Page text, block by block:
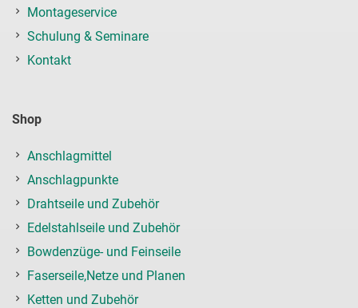
Montageservice
Schulung & Seminare
Kontakt
Shop
Anschlagmittel
Anschlagpunkte
Drahtseile und Zubehör
Edelstahlseile und Zubehör
Bowdenzüge- und Feinseile
Faserseile,Netze und Planen
Ketten und Zubehör